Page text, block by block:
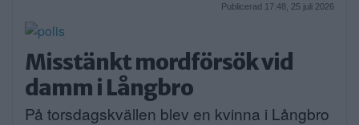
Publicerad 17:48, 25 juli 2026
Misstänkt mordförsök vid
damm i Långbro
På torsdagskvällen blev en kvinna i Långbro